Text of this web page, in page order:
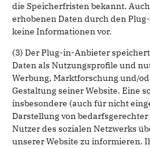
die Speicherfristen bekannt.
erhobenen Daten durch den
keine Informationen vor.
(3) Der Plug-in-Anbieter
Daten als Nutzungsprofile und
Werbung, Marktforschung und/
Gestaltung seiner Website. Eine
insbesondere (auch für nicht
Darstellung von
Nutzer des sozialen Netzwerks
unserer Website zu informieren.